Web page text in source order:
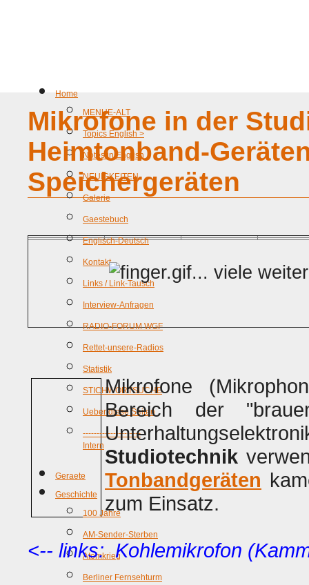
Home
MENUE-ALT
Topics English >
Notes in English
NEUIGKEITEN
Galerie
Gaestebuch
Englisch-Deutsch
Kontakt
Links / Link-Tausch
Interview-Anfragen
RADIO-FORUM WGF
Rettet-unsere-Radios
Statistik
STICHWORTSUCHE
Ueber diese Seiten
---------------------
Intern
Geraete
Geschichte
100 Jahre
AM-Sender-Sterben
Atomkrieg
Berliner Fernsehturm
Mikrofone in der
Heimtonband-
Speichergeräten
... viele
Mikrofone
Bereich der
Studiotechnik
Tonbandgeräten
zum Einsatz.
<-- links: Kohlemikrofon